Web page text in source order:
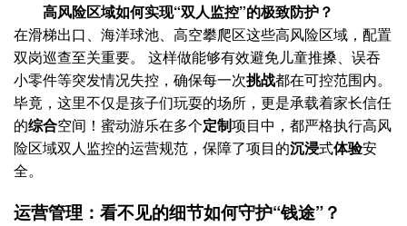
高风险区域如何实现“双人监控”的极致防护？
在滑梯出口、海洋球池、高空攀爬区这些高风险区域，配置
双岗巡查至关重要。 这样做能够有效避免儿童推搡、误吞
小零件等突发情况失控，确保每一次挑战都在可控范围内。
毕竟，这里不仅是孩子们玩耍的场所，更是承载着家长信任
的综合空间！蜜动游乐在多个定制项目中，都严格执行高风
险区域双人监控的运营规范，保障了项目的沉浸式体验安
全。
运营管理：看不见的细节如何守护“钱途”？